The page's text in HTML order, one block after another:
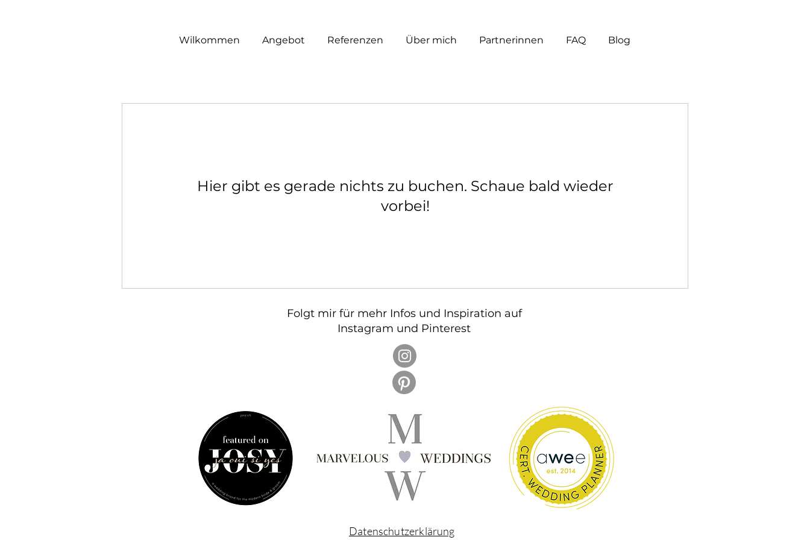
Wilkommen Angebot Referenzen Über mich Partnerinnen FAQ Blog
Hier gibt es gerade nichts zu buchen. Schaue bald wieder
vorbei!
Folgt mir für mehr Infos und Inspiration auf
Instagram und Pinterest
Datenschutzerklärung